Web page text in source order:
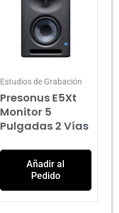
Estudios de Grabación
Presonus E5Xt
Monitor 5
Pulgadas 2 Vías
Añadir al
Pedido